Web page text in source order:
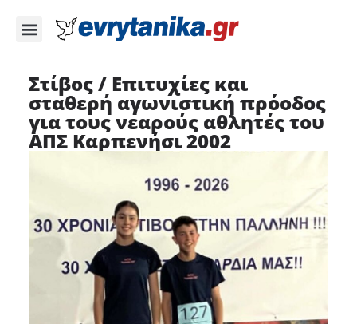
Στίβος / Επιτυχίες και
σταθερή αγωνιστική πρόοδος
για τους νεαρούς αθλητές του
ΑΠΣ Καρπενήσι 2002